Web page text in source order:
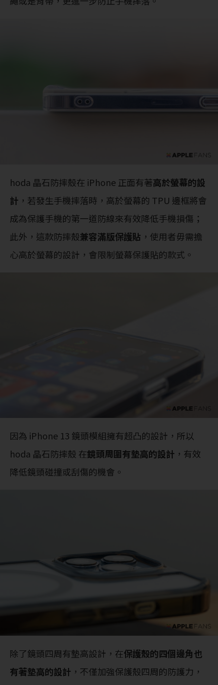
hoda 晶石防摔殼在 iPhone 正面有著高於螢幕的設
計 ，若發生手機摔落時，高於螢幕的 TPU 邊框將會
成為保護手機的第一道防線來有效降低手機損傷；
此外，這款防摔殼兼容滿版保護貼 ，使用者毋需擔
心高於螢幕的設計，會限制螢幕保護貼的款式。
因為 iPhone 13 鏡頭模組擁有超凸的設計，所以
hoda 晶石防摔殼 在鏡頭周圍有墊高的設計 ，有效
降低鏡頭碰撞或刮傷的機會。
除了鏡頭四周有墊高設計，在保護殼的四個邊角也
有著墊高的設計 ，不僅加強保護殼四周的防護力，